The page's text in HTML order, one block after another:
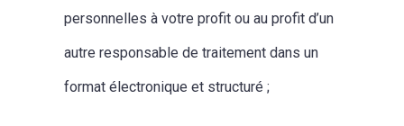
personnelles à votre profit ou au profit d’un
autre responsable de traitement dans un
format électronique et structuré ;